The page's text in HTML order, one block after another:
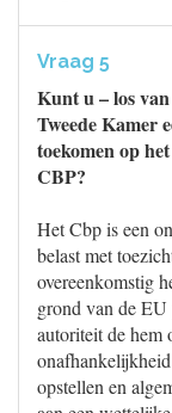
Vraag 5
Kunt u – los
Tweede Kamer
toekomen op
CBP?
Het Cbp is een
belast met
overeenkomstig
grond van de
autoriteit de hem
opstellen en